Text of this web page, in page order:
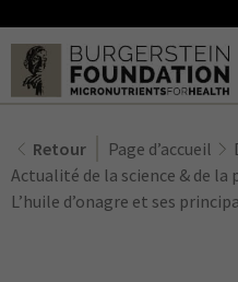
Retour Page d’accueil
Actualité de la science & de la
L’huile d’onagre et ses